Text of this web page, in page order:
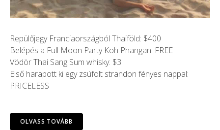
Repülőjegy Franciaországból Thaiföld: $400
Belépés a Full Moon Party Koh Phangan: FREE
Vödör Thai Sang Sum whisky: $3
Első harapott ki egy zsúfolt strandon fényes nappal:
PRICELESS
OLVASS TOVÁBB